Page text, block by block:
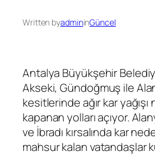
Written byadmininGüncel
Antalya Büyükşehir
Akseki, Gündoğmuş ile
kesitlerinde ağır kar
kapanan yolları açıyor.
ve İbradı kırsalında kar
mahsur kalan vatandaşlar